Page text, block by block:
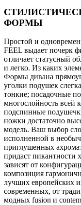
ФОРМЫ
Простой и
FEEL выдает почерк
отличает статусный
и легко. Из каких
Формы дивана
уголки подушек
тонкие; посадочные
многослойность всей
подспинные
ножки достаточно
модель. Ваш выбор
исполненной в
приглушенных
придаст пикантности
зависят от
композиция
лучших европейских
современных, от
модных fusion и